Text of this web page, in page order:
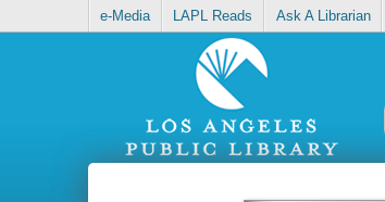
e-Media LAPL Reads Ask A Librarian